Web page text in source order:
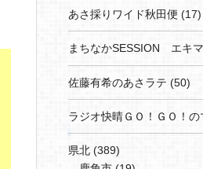
あさ採りワイド秋田便 (17)
まちなかSESSION エキ
佐藤有希のあさラテ (50)
ラジオ快晴ＧＯ！ＧＯ！の
県北 (389)